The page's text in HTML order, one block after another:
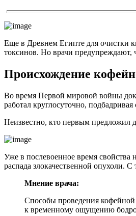
Еще в Древнем Египте для очистки
токсинов. Но врачи предупреждают,
Происхождение
Во время Первой мировой войны
работал круглосуточно,
Неизвестно, кто первым предложил
Уже в послевоенное время свойства
распада злокачественной опухоли.
Мнение врача:
Способы проведения
к временному ощущению